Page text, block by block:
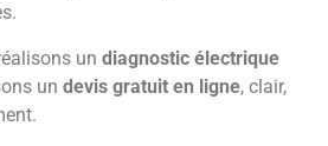
un diagnostic électrique
un devis gratuit en ligne, clair,